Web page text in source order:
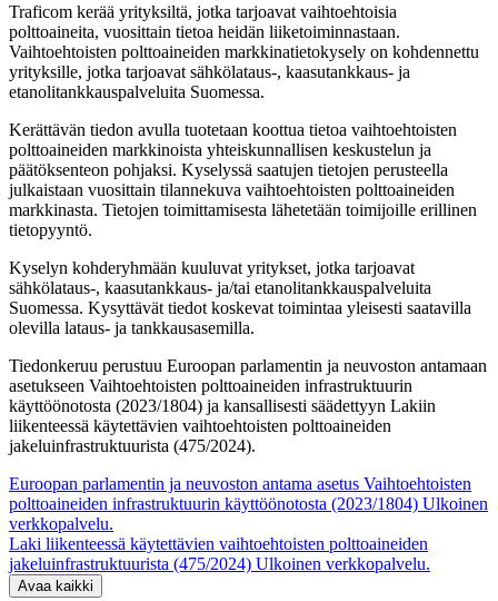
Traficom kerää yrityksiltä, jotka tarjoavat vaihtoehtoisia
polttoaineita, vuosittain tietoa heidän liiketoiminnastaan.
Vaihtoehtoisten polttoaineiden markkinatietokysely on kohdennettu
yrityksille, jotka tarjoavat sähkölataus-, kaasutankkaus- ja
etanolitankkauspalveluita Suomessa.
Kerättävän tiedon avulla tuotetaan koottua tietoa vaihtoehtoisten
polttoaineiden markkinoista yhteiskunnallisen keskustelun ja
päätöksenteon pohjaksi. Kyselyssä saatujen tietojen perusteella
julkaistaan vuosittain tilannekuva vaihtoehtoisten polttoaineiden
markkinasta. Tietojen toimittamisesta lähetetään toimijoille erillinen
tietopyyntö.
Kyselyn kohderyhmään kuuluvat yritykset, jotka tarjoavat
sähkölataus-, kaasutankkaus- ja/tai etanolitankkauspalveluita
Suomessa. Kysyttävät tiedot koskevat toimintaa yleisesti saatavilla
olevilla lataus- ja tankkausasemilla.
Tiedonkeruu perustuu Euroopan parlamentin ja neuvoston antamaan
asetukseen Vaihtoehtoisten polttoaineiden infrastruktuurin
käyttöönotosta (2023/1804) ja kansallisesti säädettyyn Lakiin
liikenteessä käytettävien vaihtoehtoisten polttoaineiden
jakeluinfrastruktuurista (475/2024).
Euroopan parlamentin ja neuvoston antama asetus Vaihtoehtoisten
polttoaineiden infrastruktuurin käyttöönotosta (2023/1804) Ulkoinen
verkkopalvelu.
Laki liikenteessä käytettävien vaihtoehtoisten polttoaineiden
jakeluinfrastruktuurista (475/2024) Ulkoinen verkkopalvelu.
Avaa kaikki